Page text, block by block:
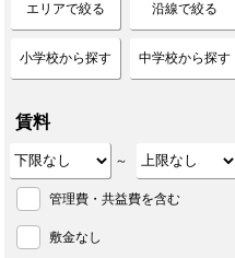
エリアで絞る 沿線で絞る
小学校から探す 中学校から探す
賃料
～
管理費・共益費を含む
敷金なし